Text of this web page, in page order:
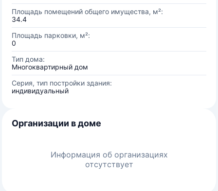
Площадь помещений общего имущества, м²:
34.4
Площадь парковки, м²:
0
Тип дома:
Многоквартирный дом
Серия, тип постройки здания:
индивидуальный
Организации в доме
Информация об организациях
отсутствует